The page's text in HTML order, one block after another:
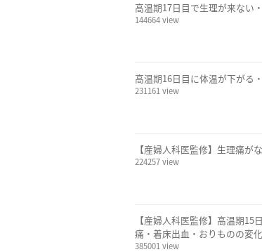
高温期17日目で生理が来ない
144664 view
高温期16日目に体温が下がる
231161 view
【産婦人科医監修】生理痛が
224257 view
【産婦人科医監修】高温期
痛・着床出血・おりものの変
385001 view